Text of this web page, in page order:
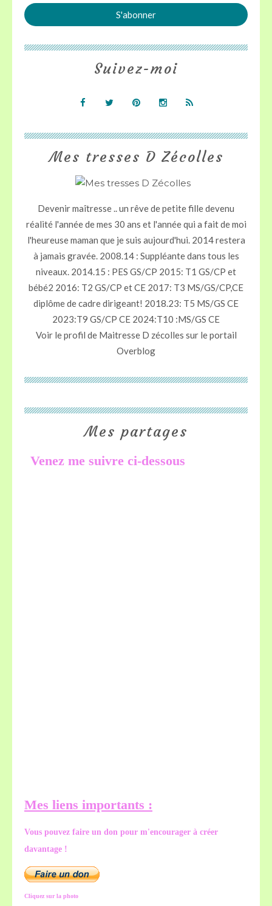
Mes tresses D Zécolles
Devenir maîtresse .. un rêve de petite fille devenu
réalité l'année de mes 30 ans et l'année qui a fait de moi
l'heureuse maman que je suis aujourd'hui. 2014 restera
à jamais gravée. 2008.14 : Suppléante dans tous les
niveaux. 2014.15 : PES GS/CP 2015: T1 GS/CP et
bébé2 2016: T2 GS/CP et CE 2017: T3 MS/GS/CP,CE
diplôme de cadre dirigeant! 2018.23: T5 MS/GS CE
2023:T9 GS/CP CE 2024:T10 :MS/GS CE
Voir le profil de Maitresse D zécolles sur le portail
Overblog
Suivez-moi
Mes partages
Venez me suivre ci-dessous
Mes liens importants :
Vous pouvez faire un don pour m'encourager à créer
davantage !
Cliquez sur la photo